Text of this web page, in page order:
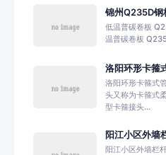
锦州Q235D
低温普碳卷板
温普碳卷板
洛阳环形卡箍
洛阳环形卡箍式
头又称为卡箍式
型卡箍接头...
阳江小区外墙
阳江小区外墙栏